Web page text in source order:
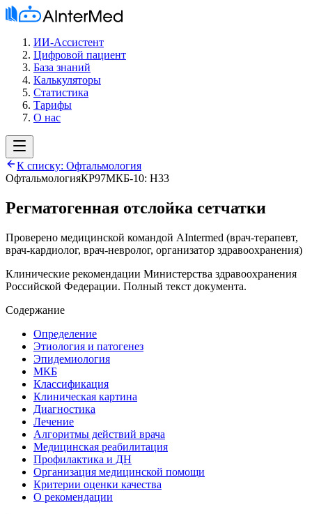
ИИ-Ассистент
Цифровой пациент
База знаний
Калькуляторы
Статистика
Тарифы
О нас
К списку: Офтальмология
ОфтальмологияКР97МКБ-10: H33
Регматогенная отслойка сетчатки
Проверено медицинской командой AIntermed (врач-терапевт,
врач-кардиолог, врач-невролог, организатор здравоохранения)
Клинические рекомендации Министерства здравоохранения
Российской Федерации. Полный текст документа.
Содержание
Определение
Этиология и патогенез
Эпидемиология
МКБ
Классификация
Клиническая картина
Диагностика
Лечение
Алгоритмы действий врача
Медицинская реабилитация
Профилактика и ДН
Организация медицинской помощи
Критерии оценки качества
О рекомендации